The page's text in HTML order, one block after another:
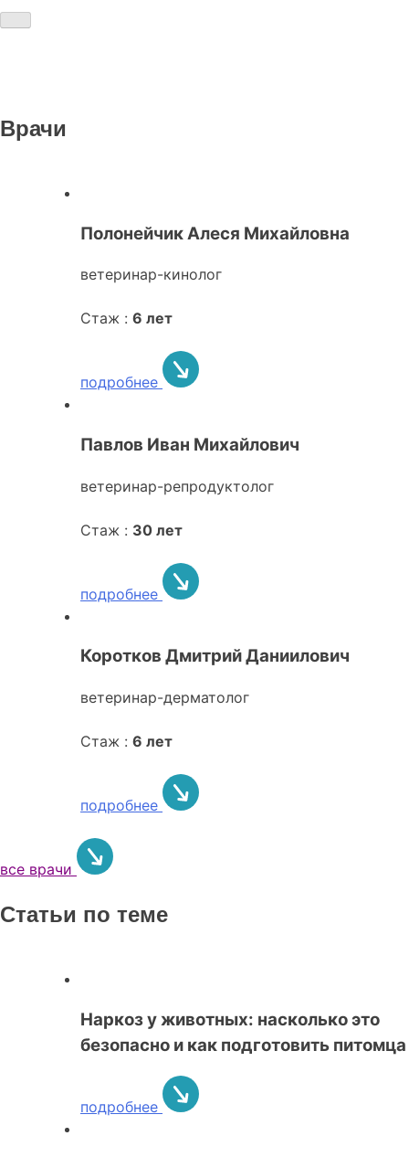
Врачи
Полонейчик Алеся Михайловна
ветеринар-кинолог
Стаж : 6 лет
подробнее
Павлов Иван Михайлович
ветеринар-репродуктолог
Стаж : 30 лет
подробнее
Коротков Дмитрий Даниилович
ветеринар-дерматолог
Стаж : 6 лет
подробнее
все врачи
Статьи по теме
Наркоз у животных: насколько это
безопасно и как подготовить питомца
подробнее